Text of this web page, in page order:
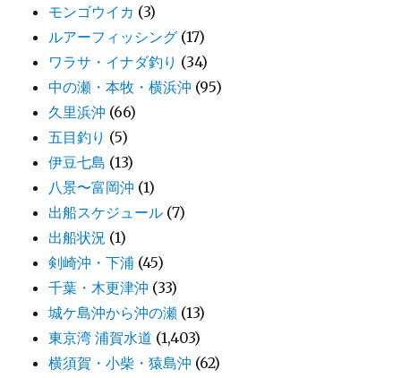
モンゴウイカ (3)
ルアーフィッシング (17)
ワラサ・イナダ釣り (34)
中の瀬・本牧・横浜沖 (95)
久里浜沖 (66)
五目釣り (5)
伊豆七島 (13)
八景〜富岡沖 (1)
出船スケジュール (7)
出船状況 (1)
剣崎沖・下浦 (45)
千葉・木更津沖 (33)
城ケ島沖から沖の瀬 (13)
東京湾 浦賀水道 (1,403)
横須賀・小柴・猿島沖 (62)